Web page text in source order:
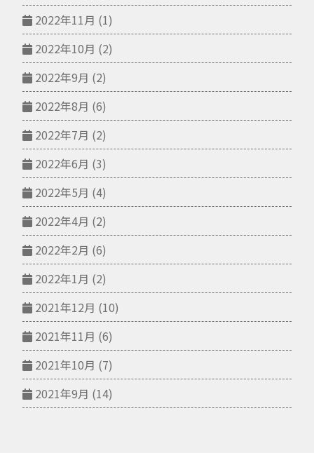
2022年11月 (1)
2022年10月 (2)
2022年9月 (2)
2022年8月 (6)
2022年7月 (2)
2022年6月 (3)
2022年5月 (4)
2022年4月 (2)
2022年2月 (6)
2022年1月 (2)
2021年12月 (10)
2021年11月 (6)
2021年10月 (7)
2021年9月 (14)